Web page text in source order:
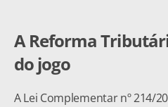
A Reforma
do jogo
A Lei Complementar nº 214/